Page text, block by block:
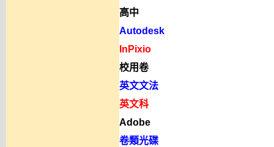
高中
Autodesk
InPixio
校用卷
英文文法
英文科
Adobe
卷類光碟